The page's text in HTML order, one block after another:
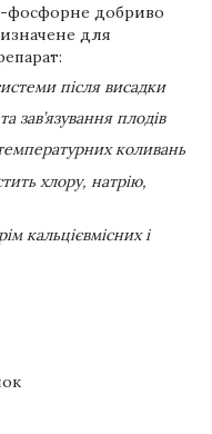
фосфорне добриво
для
після висадки
зав’язування плодів
коливань
хлору, натрію,
кальцієвмісних і